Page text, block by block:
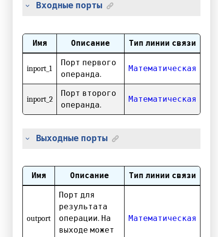
Входные порты
Имя Описание Тип линии связи
inport_1
Порт первого
операнда.
Математическая
inport_2
Порт второго
операнда.
Математическая
Выходные порты
Имя Описание Тип линии связи
outport
Порт для
результата
операции. На
выходе может
Математическая